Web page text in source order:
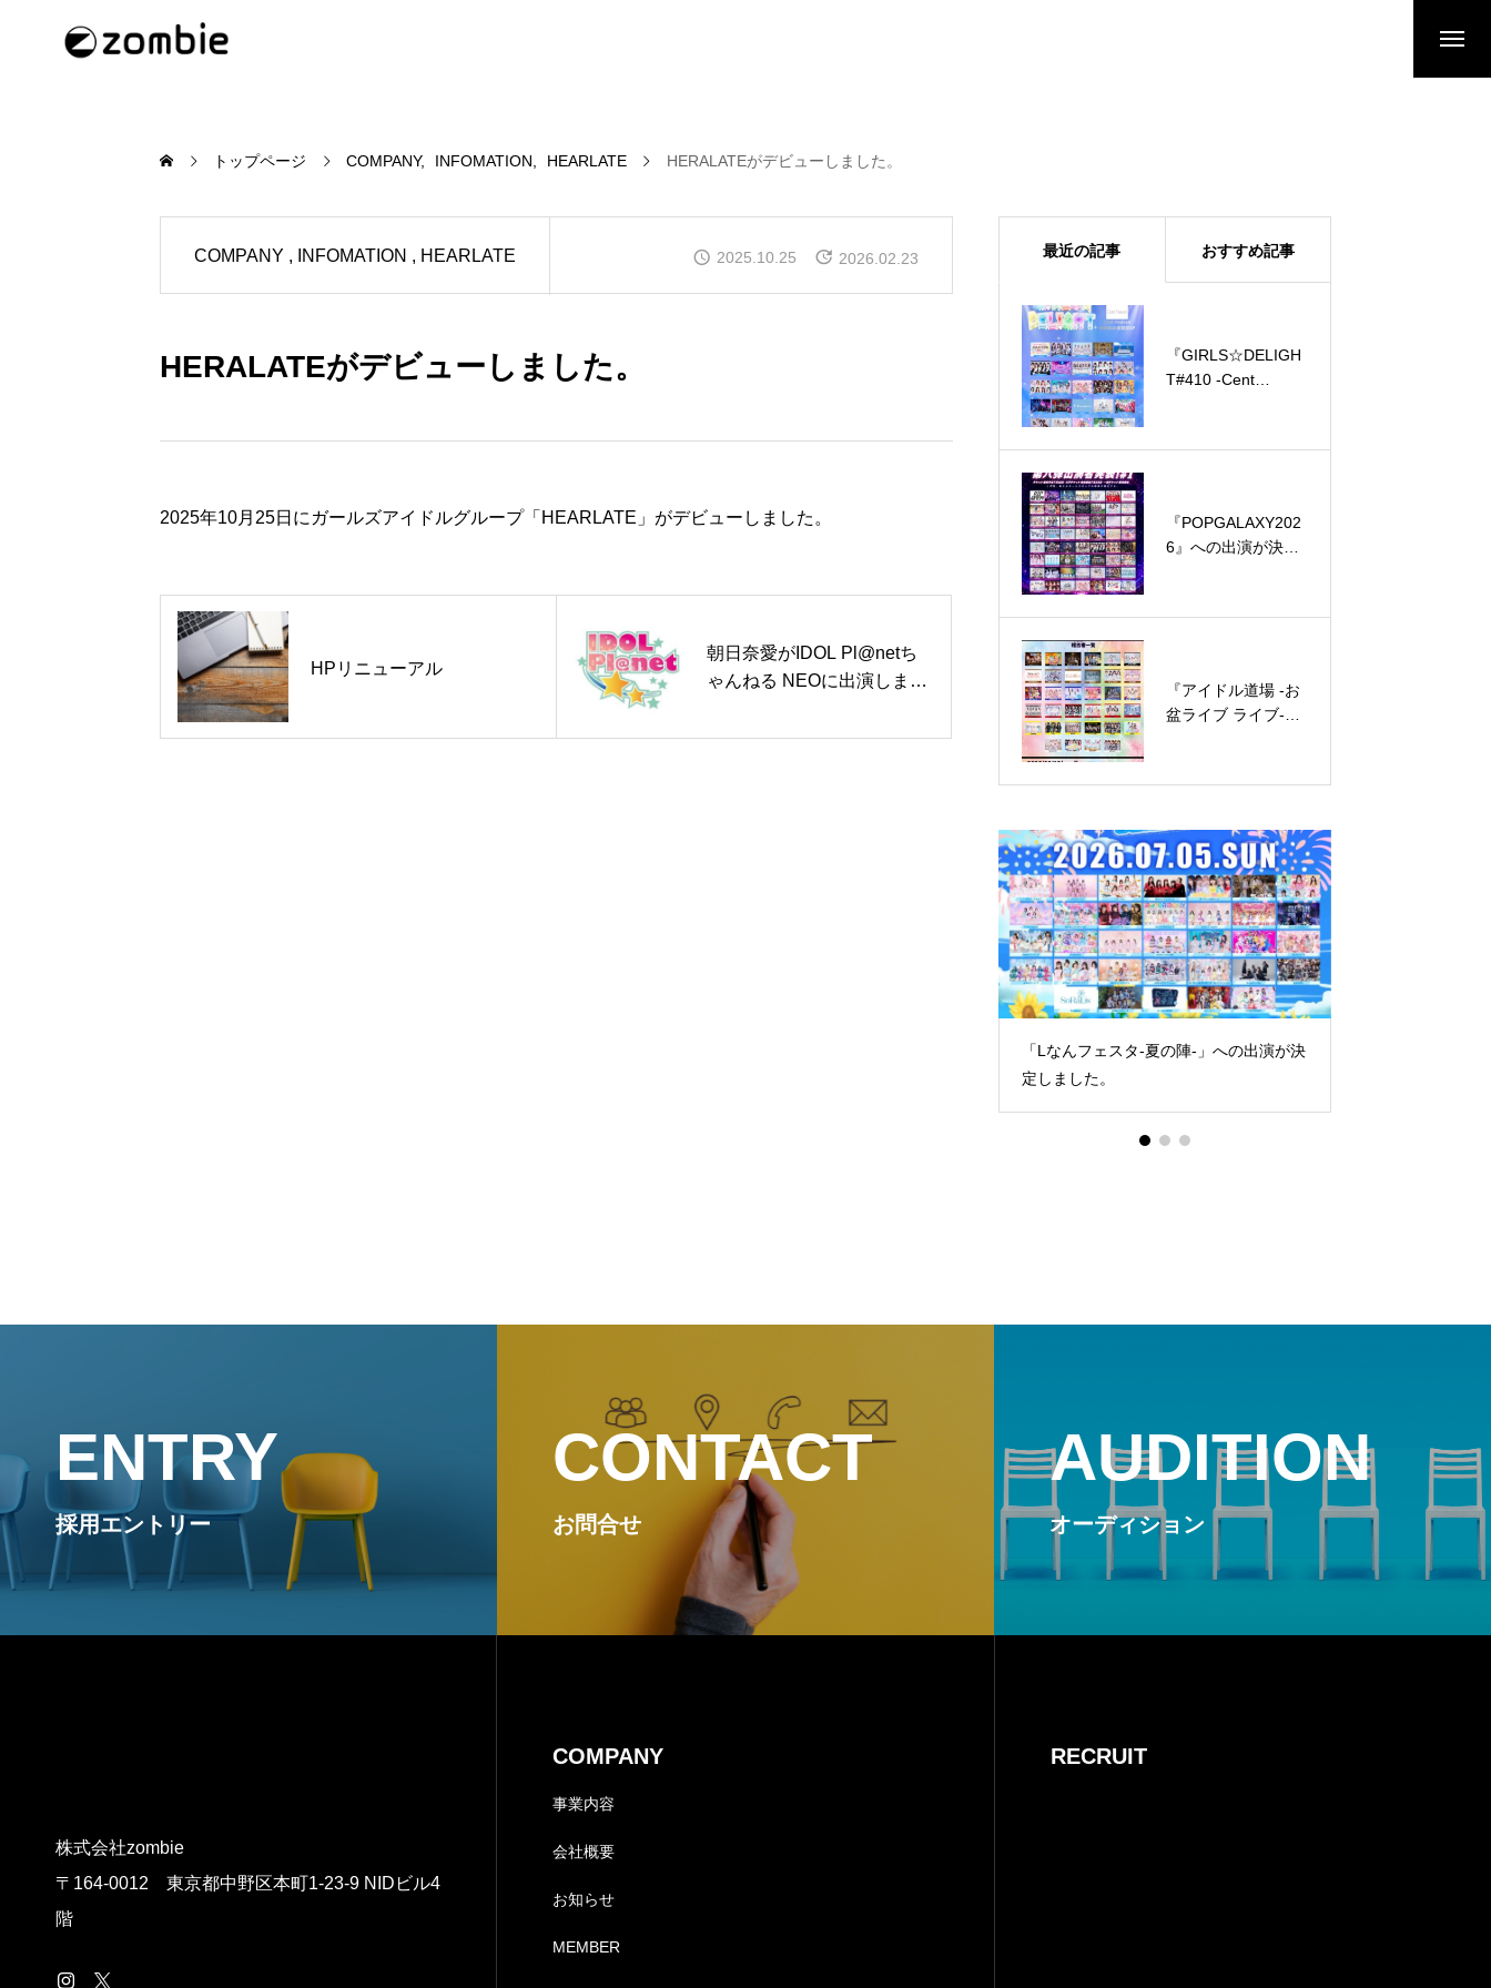
所属アーティスト
トップページ COMPANY INFOMATION HEARLATE HERALATEがデビューしました。
COMPANY INFOMATION HEARLATE 2025.10.25 2026.02.23
HERALATEがデビューしました。
2025年10月25日にガールズアイドルグループ「HEARLATE」がデビューしました。
HPリニューアル
朝日奈愛がIDOL Pl@netち
ゃんねる NEOに出演しまし
最近の記事 おすすめ記事
『GIRLS☆DELIGH
T#410 -Cent
が決定しました。
『POPGALAXY202
6』への出演が決定
『アイドル道場 -お
盆ライブ ライブ-』
『ハッピーパレー
ド！！』への出演が
WEBザテレビジョ
ン（株式会社
定しました。
「ライブジム 第60
弾」への出演が決定
『POPGALAXY2026』への出演が決定し
ました。
ENTRY
採用エントリー
CONTACT
お問合せ
AUDITION
オーディション
株式会社zombie
〒164-0012 東京都中野区本町1-23-9 NIDビル4
階
COMPANY
事業内容
会社概要
お知らせ
MEMBER
RECRUIT